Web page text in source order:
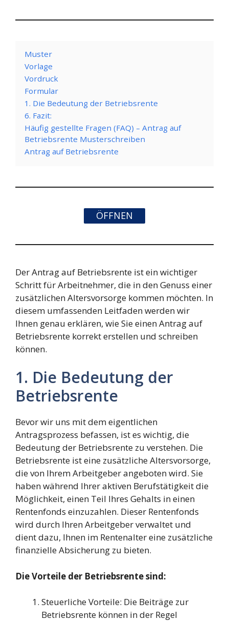
Muster
Vorlage
Vordruck
Formular
1. Die Bedeutung der Betriebsrente
6. Fazit:
Häufig gestellte Fragen (FAQ) – Antrag auf
Betriebsrente Musterschreiben
Antrag auf Betriebsrente
ÖFFNEN
Der Antrag auf Betriebsrente ist ein wichtiger
Schritt für Arbeitnehmer, die in den Genuss einer
zusätzlichen Altersvorsorge kommen möchten. In
diesem umfassenden Leitfaden werden wir
Ihnen genau erklären, wie Sie einen Antrag auf
Betriebsrente korrekt erstellen und schreiben
können.
1. Die Bedeutung der
Betriebsrente
Bevor wir uns mit dem eigentlichen
Antragsprozess befassen, ist es wichtig, die
Bedeutung der Betriebsrente zu verstehen. Die
Betriebsrente ist eine zusätzliche Altersvorsorge,
die von Ihrem Arbeitgeber angeboten wird. Sie
haben während Ihrer aktiven Berufstätigkeit die
Möglichkeit, einen Teil Ihres Gehalts in einen
Rentenfonds einzuzahlen. Dieser Rentenfonds
wird durch Ihren Arbeitgeber verwaltet und
dient dazu, Ihnen im Rentenalter eine zusätzliche
finanzielle Absicherung zu bieten.
Die Vorteile der Betriebsrente sind:
Steuerliche Vorteile: Die Beiträge zur
Betriebsrente können in der Regel